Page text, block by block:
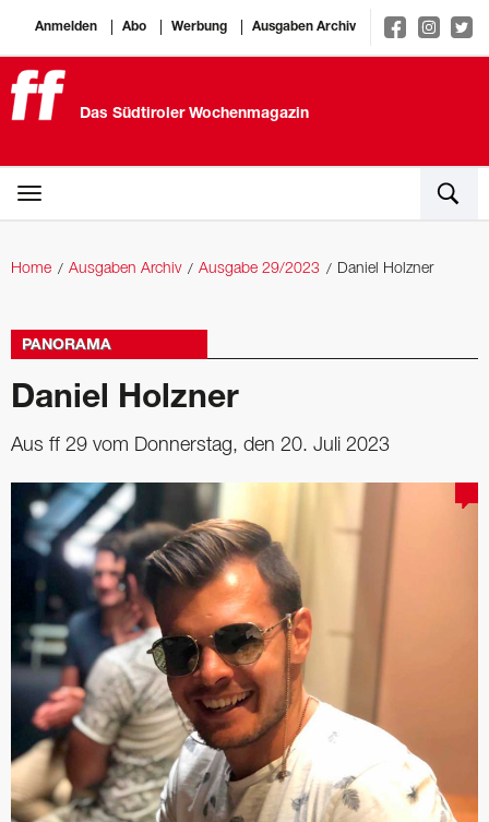
Anmelden Abo Werbung Ausgaben Archiv
Das Südtiroler Wochenmagazin
Home Ausgaben Archiv Ausgabe 29/2023 Daniel Holzner
PANORAMA
Daniel Holzner
Aus ff 29 vom Donnerstag, den 20. Juli 2023